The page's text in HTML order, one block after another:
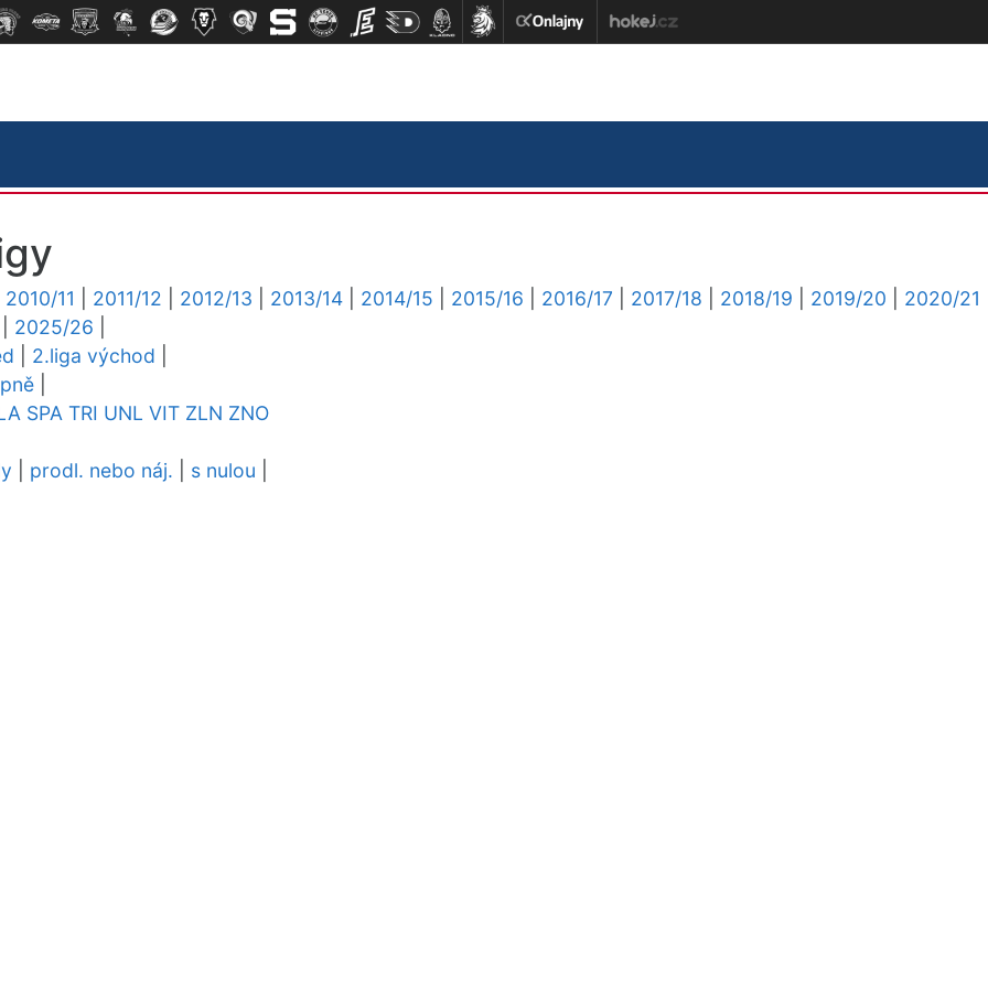
2010/11 2011/12 2012/13 2013/14 2014/15 2015/16 2016/17 2017/18 2018/19 2019/20
2020/21
2025/26
2.liga východ
SPA TRI UNL VIT ZLN ZNO
prodl. nebo náj. s nulou